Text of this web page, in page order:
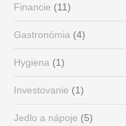
Financie (11)
Gastronómia (4)
Hygiena (1)
Investovanie (1)
Jedlo a nápoje (5)